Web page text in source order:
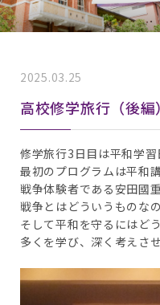
2025.03.25
高校修学旅行（後編）
修学旅行3日目は平和学習
最初のプログラムは平和講
戦争体験者である安田國
戦争とはどういうものなの
そして平和を守るにはど
多くを学び、深く考えさ